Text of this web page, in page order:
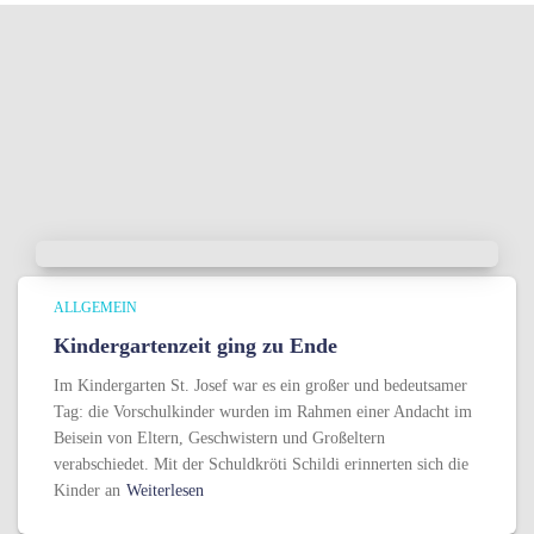
ALLGEMEIN
Kindergartenzeit ging zu Ende
Im Kindergarten St. Josef war es ein großer und bedeutsamer
Tag: die Vorschulkinder wurden im Rahmen einer Andacht im
Beisein von Eltern, Geschwistern und Großeltern
verabschiedet. Mit der Schuldkröti Schildi erinnerten sich die
Kinder an Weiterlesen